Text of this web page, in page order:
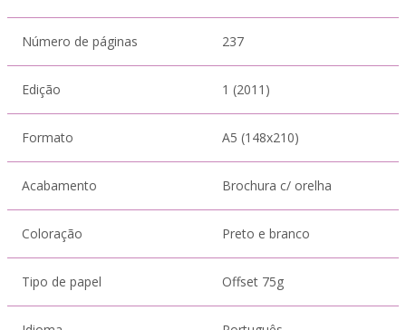
Número de páginas 237
Edição 1 (2011)
Formato A5 (148x210)
Acabamento Brochura c/ orelha
Coloração Preto e branco
Tipo de papel Offset 75g